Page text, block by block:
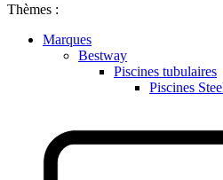
Thèmes :
Marques
Bestway
Piscines tubulaires
Piscines